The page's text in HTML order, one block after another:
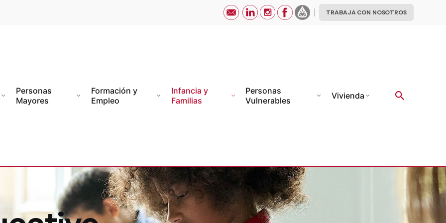
TRABAJA CON NOSOTROS
Personas
Mayores
Formación y
Empleo
Infancia y
Familias
Personas
Vulnerables
Vivienda